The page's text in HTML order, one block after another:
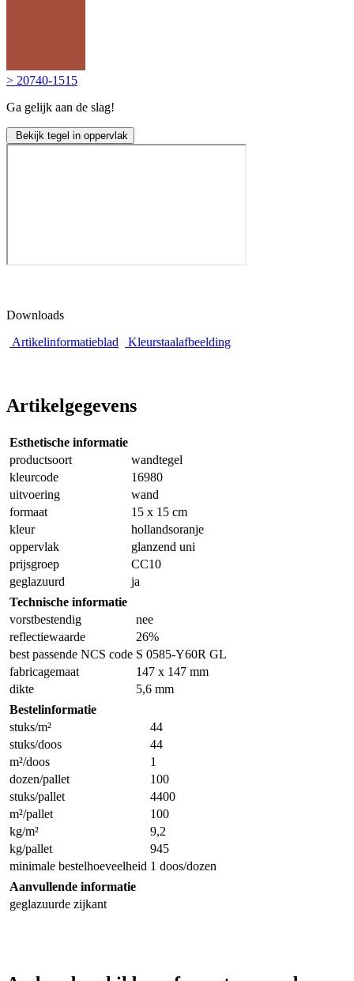
> 20740-1515
Ga gelijk aan de slag!
Bekijk tegel in oppervlak
Downloads
Artikelinformatieblad
Kleurstaalafbeelding
Artikelgegevens
Esthetische informatie
productsoort
wandtegel
kleurcode
16980
uitvoering
wand
formaat
15 x 15 cm
kleur
hollandsoranje
oppervlak
glanzend uni
prijsgroep
CC10
geglazuurd
ja
Technische informatie
vorstbestendig
nee
reflectiewaarde
26%
best passende NCS code S 0585-Y60R GL
fabricagemaat
147 x 147 mm
dikte
5,6 mm
Bestelinformatie
stuks/m²
44
stuks/doos
44
m²/doos
1
dozen/pallet
100
stuks/pallet
4400
m²/pallet
100
kg/m²
9,2
kg/pallet
945
minimale bestelhoeveelheid 1 doos/dozen
Aanvullende informatie
geglazuurde zijkant